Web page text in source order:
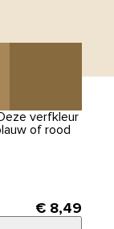
verfkleur
of rood
€ 8,49